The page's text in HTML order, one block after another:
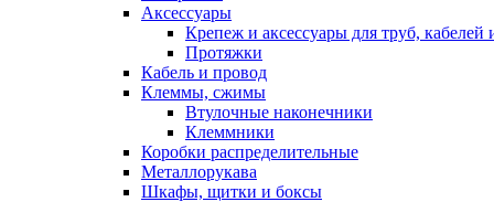
Аксессуары
Крепеж и аксессуары для труб, кабелей
Протяжки
Кабель и провод
Клеммы, сжимы
Втулочные наконечники
Клеммники
Коробки распределительные
Металлорукава
Шкафы, щитки и боксы